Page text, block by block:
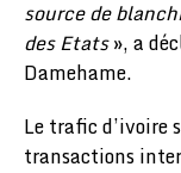
source de
des Etats», a
Damehame.
Le trafic d’ivoire
transactions